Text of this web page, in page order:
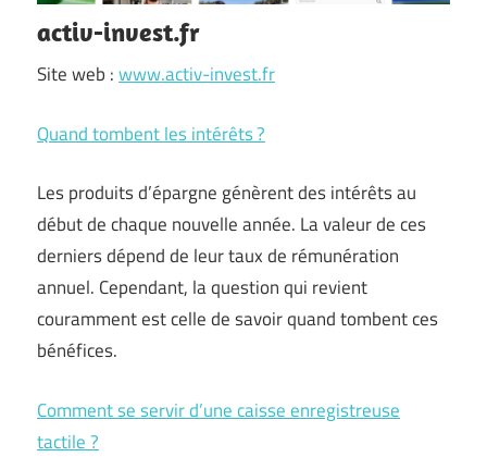
activ-invest.fr
Site web :www.activ-invest.fr
Quand tombent les intérêts ?
Les produits d’épargne génèrent des intérêts au
début de chaque nouvelle année. La valeur de ces
derniers dépend de leur taux de rémunération
annuel. Cependant, la question qui revient
couramment est celle de savoir quand tombent ces
bénéfices.
Comment se servir d’une caisse enregistreuse
tactile ?